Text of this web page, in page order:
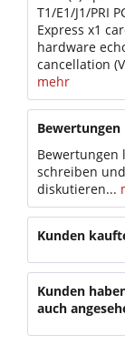
T1/E1/J1/PRI
Express x1
hardware
cancellation
mehr
Bewertungen
Bewertungen
schreiben und
diskutieren...
Kunden
Kunden
auch